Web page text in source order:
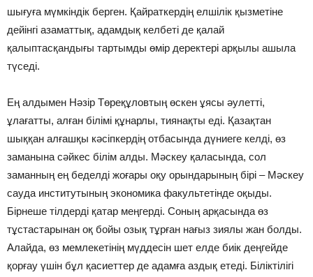
шығуға мүмкіндік берген. Қайраткердің елшілік қызметіне
дейінгі азаматтық, адамдық келбеті де қалай
қалыптасқандығы тартымды өмір деректері арқылы ашыла
түседі.
Ең алдымен Нәзір Төреқұловтың өскен ұясы әулетті,
ұлағатты, алған білімі құнарлы, тиянақты еді. Қазақтан
шыққан алғашқы кәсіпкердің отбасында дүниеге келді, өз
заманына сәйкес білім алды. Мәскеу қаласында, сол
заманның ең беделді жоғары оқу орындарының бірі – Мәскеу
сауда институтының экономика факультетінде оқыды.
Бірнеше тілдерді қатар меңгерді. Соның арқасында өз
тұстастарынан оқ бойы озық тұрған нағыз зиялы жан болды.
Алайда, өз мемлекетінің мүддесін шет елде биік деңгейде
қорғау үшін бұл қасиеттер де адамға аздық етеді. Біліктілігі